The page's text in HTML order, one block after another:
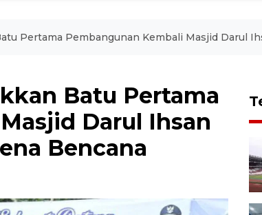
Pertama Pembangunan Kembali Masjid Darul
Batu Pertama
Darul Ihsan
Bencana